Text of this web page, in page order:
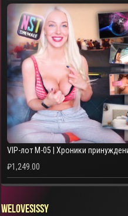
VIP-лот M-05 | Хроники
₽1,249.00
WELOVESISSY